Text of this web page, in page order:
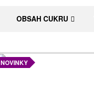
OBSAH CUKRU
NOVINKY